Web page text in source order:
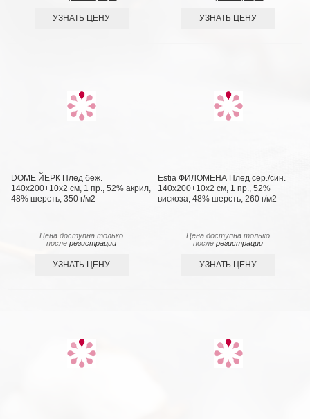
УЗНАТЬ ЦЕНУ УЗНАТЬ ЦЕНУ
DOME ЙЕРК Плед беж.
140х200+10х2 см, 1 пр., 52% акрил,
48% шерсть, 350 г/м2
Цена доступна только
послерегистрации
УЗНАТЬ ЦЕНУ
Estia ФИЛОМЕНА Плед сер./син.
140х200+10х2 см, 1 пр., 52%
вискоза, 48% шерсть, 260 г/м2
Цена доступна только
послерегистрации
УЗНАТЬ ЦЕНУ